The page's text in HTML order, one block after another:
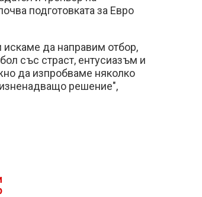
подготовката за Евро
искаме да направим отбор,
със страст, ентусиазъм и
да изпробваме няколко
решение",